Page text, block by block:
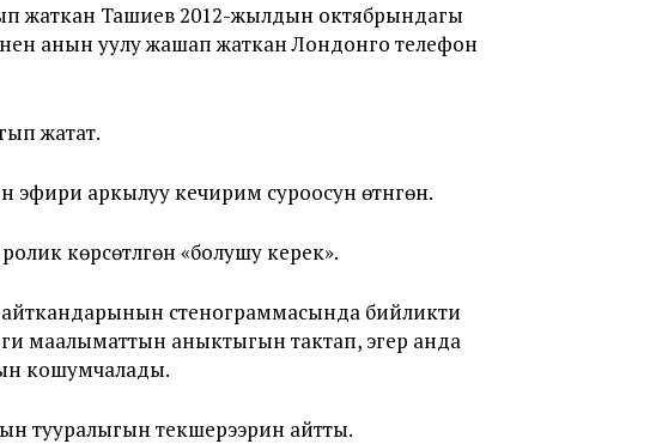
жаткан Ташиев 2012-жылдын октябрындагы
анын уулу жашап жаткан Лондонго телефон
жатат.
эфири аркылуу кечирим суроосун өтүнгөн.
көрсөтүлгөн «болушу керек».
стенограммасында бийликти
маалыматтын аныктыгын тактап, эгер анда
кошумчалады.
тууралыгын текшерээрин айтты.